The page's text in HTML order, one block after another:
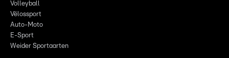
Volleyball
Vëlossport
Auto-Moto
E-Sport
Weider Sportaarten